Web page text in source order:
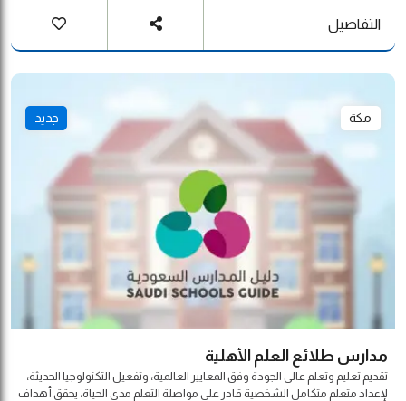
التفاصيل
مكة جديد
مدارس طلائع العلم الأهلية
تقديم تعليم وتعلم عالى الجودة وفق المعايير العالمية، وتفعيل التكنولوجيا الحديثة،
لإعداد متعلم متكامل الشخصية قادر على مواصلة التعلم مدى الحياة، يحقق أهداف